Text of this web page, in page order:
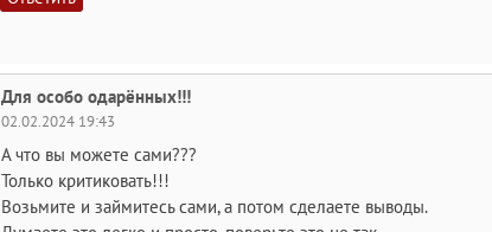
Для особо одарённых!!!
02.02.2024 19:43
А что вы можете сами???
Только критиковать!!!
Возьмите и займитесь сами, а потом сделаете выводы.